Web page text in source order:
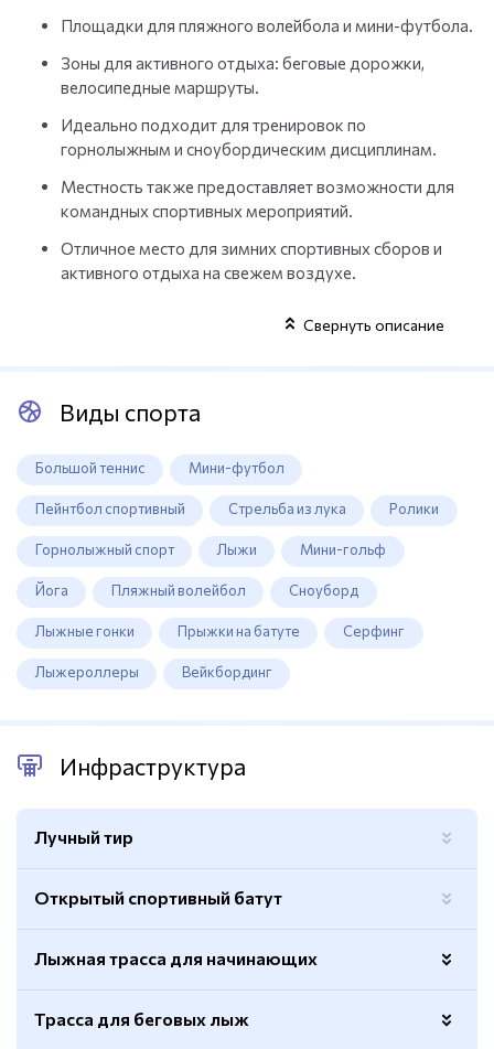
Площадки для пляжного волейбола и мини-футбола.
Зоны для активного отдыха: беговые дорожки,
велосипедные маршруты.
Идеально подходит для тренировок по
горнолыжным и сноубордическим дисциплинам.
Местность также предоставляет возможности для
командных спортивных мероприятий.
Отличное место для зимних спортивных сборов и
активного отдыха на свежем воздухе.
Свернуть описание
Виды спорта
Большой теннис Мини-футбол
Пейнтбол спортивный Стрельба из лука Ролики
Горнолыжный спорт Лыжи Мини-гольф
Йога Пляжный волейбол Сноуборд
Лыжные гонки Прыжки на батуте Серфинг
Лыжероллеры Вейкбординг
Инфраструктура
Лучный тир
Открытый спортивный батут
Лыжная трасса для начинающих
Количество
2
Трасса для беговых лыж